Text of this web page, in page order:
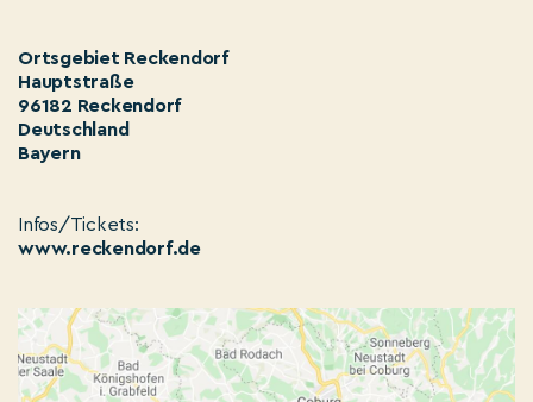
Ortsgebiet Reckendorf
Hauptstraße
96182 Reckendorf
Deutschland
Bayern
Infos/Tickets:
www.reckendorf.de